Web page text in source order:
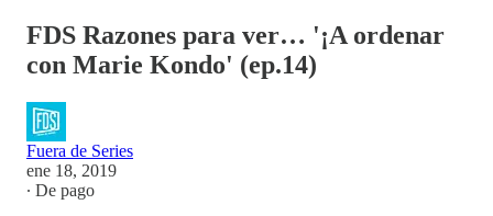
FDS Razones para ver… '¡A ordenar
con Marie Kondo' (ep.14)
Fuera de Series
ene 18, 2019
∙ De pago